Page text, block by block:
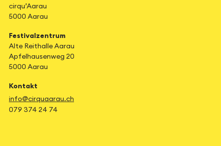
cirqu’Aarau
5000 Aarau
Festivalzentrum
Alte Reithalle Aarau
Apfelhausenweg 20
5000 Aarau
Kontakt
info@cirquaarau.ch
079 374 24 74